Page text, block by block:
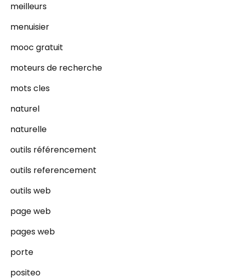
meilleurs
menuisier
mooc gratuit
moteurs de recherche
mots cles
naturel
naturelle
outils référencement
outils referencement
outils web
page web
pages web
porte
positeo